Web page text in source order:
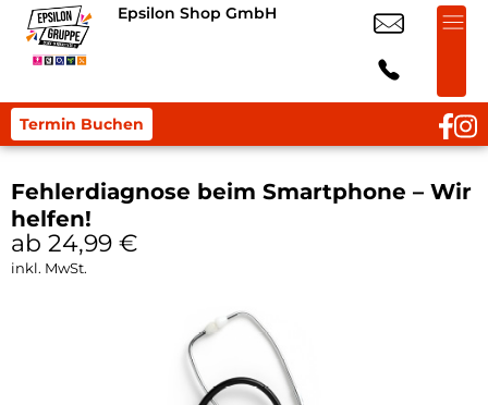
Epsilon Shop GmbH
Termin Buchen
Fehlerdiagnose beim Smartphone – Wir
helfen!
ab 24,99 €
inkl. MwSt.